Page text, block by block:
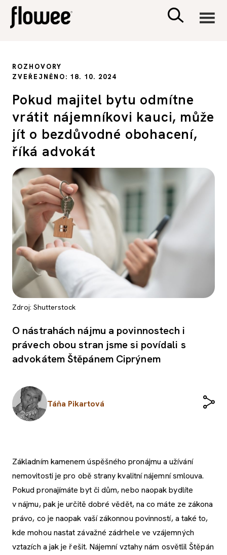
PSYCHOLOGIE
RODINA A DĚTI
SEX A VZTAHY
PORADNA
ROZHOVORY
ZVEŘEJNĚNO: 18. 10. 2024
Pokud majitel bytu odmítne
vrátit nájemníkovi kauci, může
jít o bezdůvodné obohacení,
říká advokát
Zdroj: Shutterstock
O nástrahách nájmu a povinnostech i
právech obou stran jsme si povídali s
advokátem Štěpánem Ciprýnem
Táňa Pikartová
Základním kamenem úspěšného pronájmu a užívání
nemovitosti je pro obě strany kvalitní nájemní smlouva.
Pokud pronajímáte byt či dům, nebo naopak bydlíte
v nájmu, pak je určitě dobré vědět, na co máte ze zákona
právo, co je naopak vaší zákonnou povinností, a také to,
kde mohou nastat závažné zádrhele ve vzájemných
vztazích a jak je řešit. Nájemní vztahy nám osvětlil Štěpán